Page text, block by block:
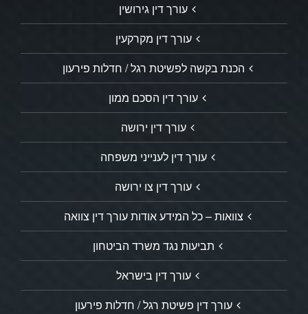
עורך דין גירושין
עורך דין מקרקעין
הכנת בקשה לפשיטת רגל / חדלות פירעון
עורך דין הסכם ממון
עורך דין ירושה
עורך דין לענייני משפחה
עורך דין צו ירושה
צוואות – כל המידע אודות עורך דין צוואה
תביעות נגד משרד הביטחון
עורך דין בישראל
עורך דין פשיטת רגל / חדלות פירעון